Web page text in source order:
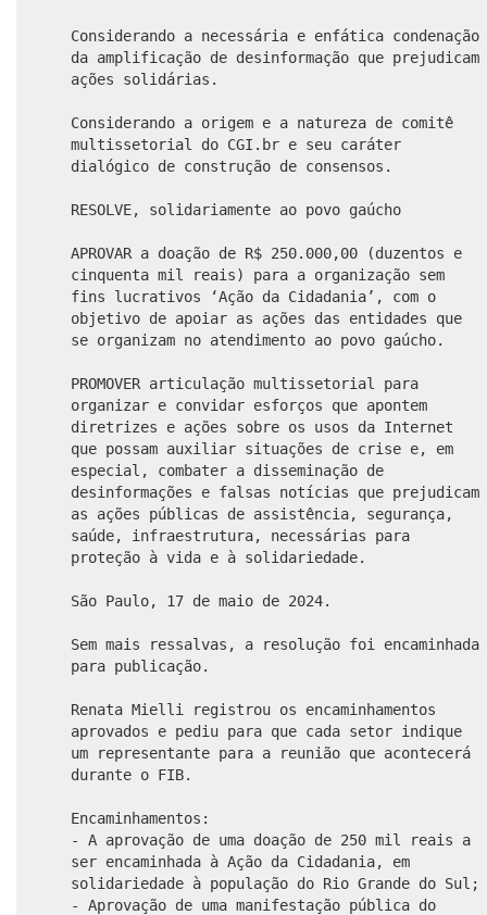
Considerando a necessária e enfática condenação
da amplificação de desinformação que prejudicam
ações solidárias.
Considerando a origem e a natureza de comitê
multissetorial do CGI.br e seu caráter
dialógico de construção de consensos.
RESOLVE, solidariamente ao povo gaúcho
APROVAR a doação de R$ 250.000,00 (duzentos e
cinquenta mil reais) para a organização sem
fins lucrativos ‘Ação da Cidadania’, com o
objetivo de apoiar as ações das entidades que
se organizam no atendimento ao povo gaúcho.
PROMOVER articulação multissetorial para
organizar e convidar esforços que apontem
diretrizes e ações sobre os usos da Internet
que possam auxiliar situações de crise e, em
especial, combater a disseminação de
desinformações e falsas notícias que prejudicam
as ações públicas de assistência, segurança,
saúde, infraestrutura, necessárias para
proteção à vida e à solidariedade.
São Paulo, 17 de maio de 2024.
Sem mais ressalvas, a resolução foi encaminhada
para publicação.
Renata Mielli registrou os encaminhamentos
aprovados e pediu para que cada setor indique
um representante para a reunião que acontecerá
durante o FIB.
Encaminhamentos:
- A aprovação de uma doação de 250 mil reais a
ser encaminhada à Ação da Cidadania, em
solidariedade à população do Rio Grande do Sul;
- Aprovação de uma manifestação pública do